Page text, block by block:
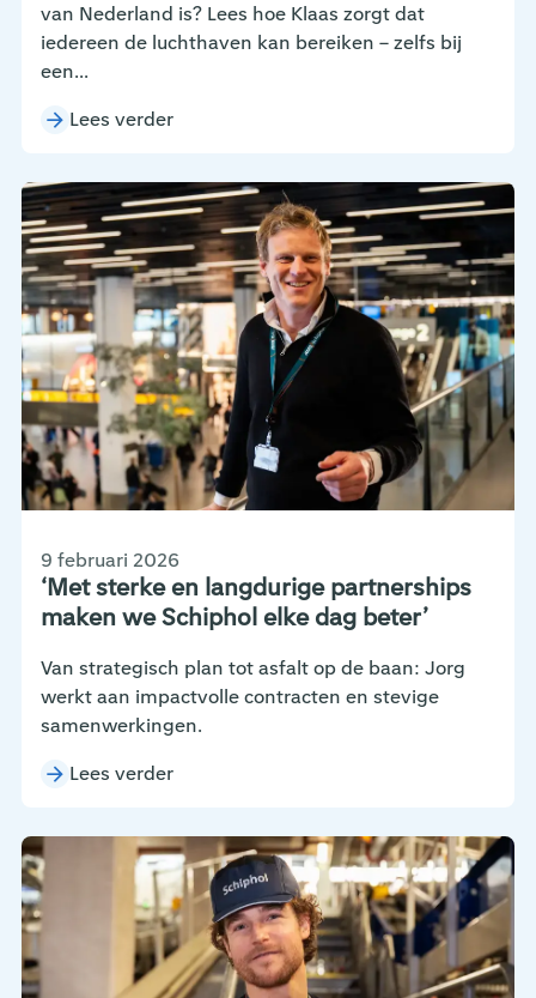
van Nederland is? Lees hoe Klaas zorgt dat
iedereen de luchthaven kan bereiken – zelfs bij
een...
Lees verder
‘Met sterke en langdurige partnerships
maken we Schiphol elke dag beter’
9 februari 2026
Van strategisch plan tot asfalt op de baan: Jorg
werkt aan impactvolle contracten en stevige
samenwerkingen.
Lees verder